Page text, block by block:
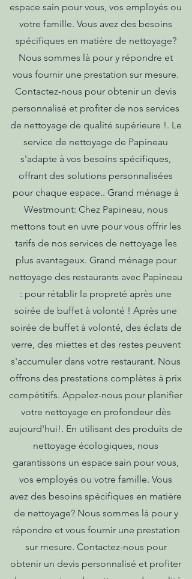
espace sain pour vous, vos employés ou
votre famille. Vous avez des besoins
spécifiques en matière de nettoyage?
Nous sommes là pour y répondre et
vous fournir une prestation sur mesure.
Contactez-nous pour obtenir un devis
personnalisé et profiter de nos services
de nettoyage de qualité supérieure !. Le
service de nettoyage de Papineau
s'adapte à vos besoins spécifiques,
offrant des solutions personnalisées
pour chaque espace.. Grand ménage à
Westmount: Chez Papineau, nous
mettons tout en uvre pour vous offrir les
tarifs de nos services de nettoyage les
plus avantageux. Grand ménage pour
nettoyage des restaurants avec Papineau
: pour rétablir la propreté après une
soirée de buffet à volonté ! Après une
soirée de buffet à volonté, des éclats de
verre, des miettes et des restes peuvent
s'accumuler dans votre restaurant. Nous
offrons des prestations complètes à prix
compétitifs. Appelez-nous pour planifier
votre nettoyage en profondeur dès
aujourd'hui!. En utilisant des produits de
nettoyage écologiques, nous
garantissons un espace sain pour vous,
vos employés ou votre famille. Vous
avez des besoins spécifiques en matière
de nettoyage? Nous sommes là pour y
répondre et vous fournir une prestation
sur mesure. Contactez-nous pour
obtenir un devis personnalisé et profiter